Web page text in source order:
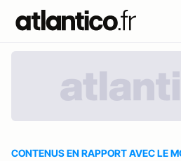
CONTENUS EN RAPPORT AVEC LE